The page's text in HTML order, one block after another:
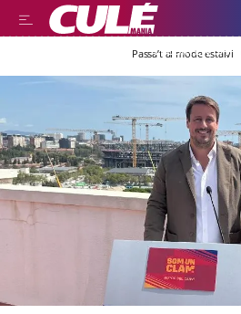
LLEGIR EN
Passa’t al mode estalvi